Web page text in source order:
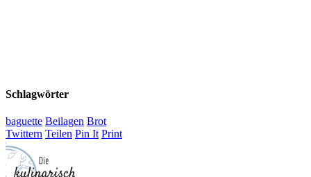
Schlagwörter
baguette Beilagen Brot
Twittern Teilen Pin It Print